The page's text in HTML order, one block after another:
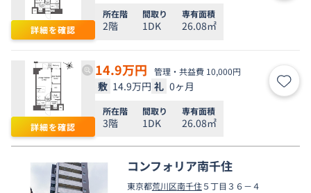
詳細を確認
所在階
2階
間取り
1DK
専有面積
26.08㎡
詳細を確認
14.9万円 管理・共益費 10,000円
敷 14.9万円 礼 0ヶ月 お気
所在階
3階
間取り
1DK
専有面積
26.08㎡
コンフォリア南千住
東京都荒川区南千住５丁目３６－４